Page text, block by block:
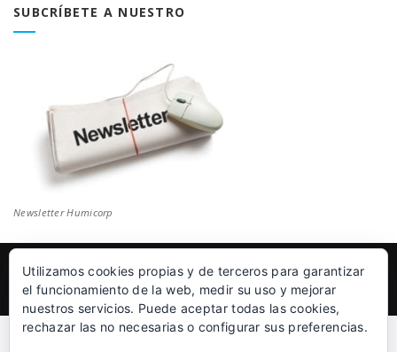
SUBCRÍBETE A NUESTRO
Newsletter Humicorp
© Humicorp Nanopolímeros S.L 2011-2026| Aviso Legal
Utilizamos cookies propias y de terceros para garantizar
el funcionamiento de la web, medir su uso y mejorar
nuestros servicios. Puede aceptar todas las cookies,
rechazar las no necesarias o configurar sus preferencias.